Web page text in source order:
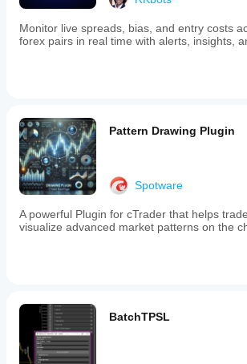
Monitor live spreads, bias, and entry costs
forex pairs in real time with alerts, insights,
Pattern Drawing Plugin
Spotware
A powerful Plugin for cTrader that helps
visualize advanced market patterns on the
BatchTPSL